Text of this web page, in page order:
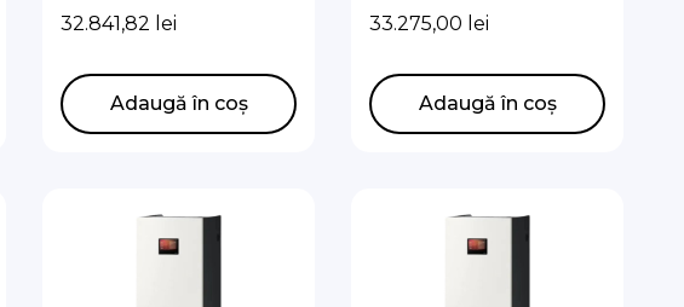
R410A 6.6kw cu boiler
32.841,82 lei
Adaugă în coș
R410A 9kw cu boiler
33.275,00 lei
Adaugă în coș